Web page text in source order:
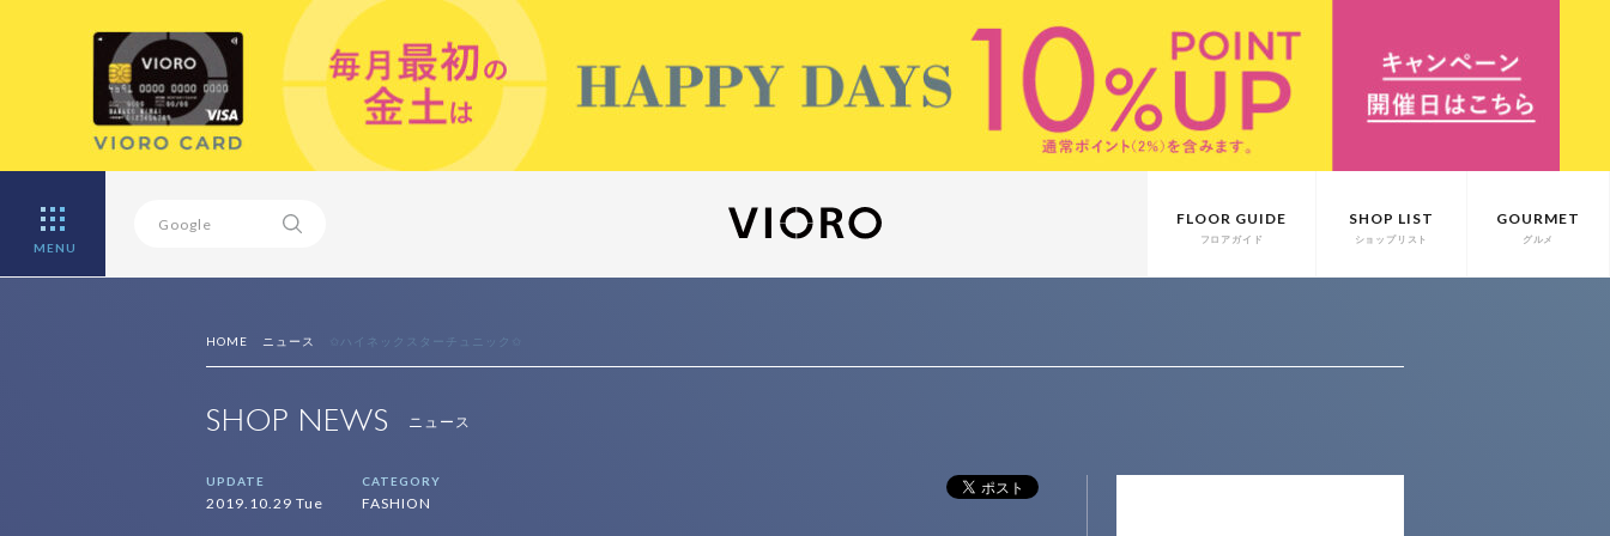
MENU
FLOOR GUIDE
フロアガイド
SHOP LIST
ショップリスト
GOURMET
グルメ
HOME ニュース ✩ハイネックスターチュニック✩
SHOP NEWS ニュース
UPDATE
2019.10.29 Tue
CATEGORY
FASHION